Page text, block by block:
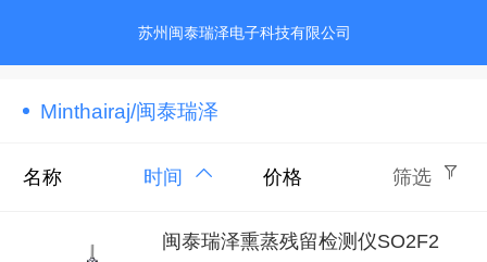
苏州闽泰瑞泽电子科技有限公司
Minthairaj/闽泰瑞泽
名称 时间 价格 筛选
闽泰瑞泽熏蒸残留检测仪SO2F2